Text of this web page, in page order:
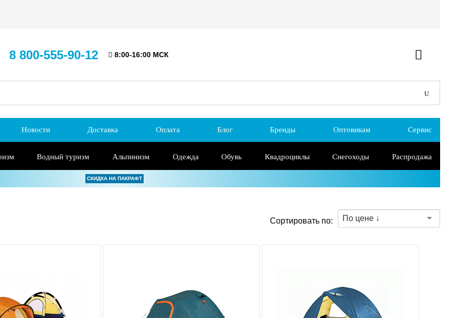
8 800-555-90-12 8:00-16:00 МСК
Новости Доставка Оплата Блог Бренды Оптовикам Сервис
Водный туризм Альпинизм Одежда Обувь Квадроциклы Снегоходы Распродажа
СКИДКА НА ПАКРАФТ
Сортировать по: По цене ↓